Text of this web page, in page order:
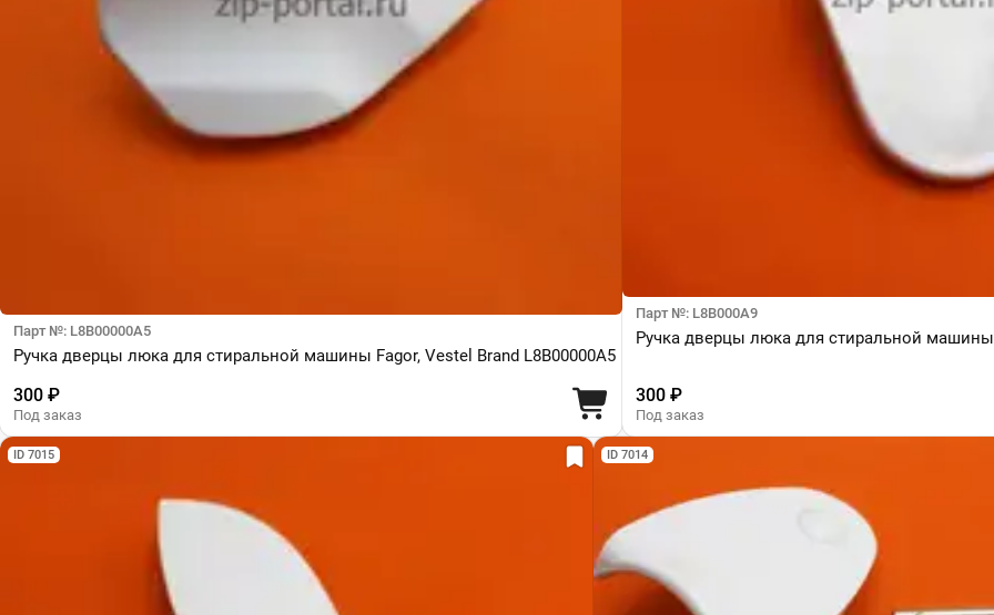
Парт №: L8B00000A5
Ручка дверцы люка для стиральной машины Fagor, Vestel Brand L8B00000A5
300 ₽
Под заказ
Парт №: L8B000A9
Ручка дверцы люка для стиральной машины
300 ₽
Под заказ
ID 7015 ID 7014